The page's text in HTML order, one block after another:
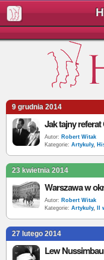
9 grudnia 2014
Jak tajny
Autor: Robert Witak
Kategorie: Artykuły,
23 kwietnia 2014
Autor: Robert Witak
Kategorie: Artykuły, II
27 lutego 2014